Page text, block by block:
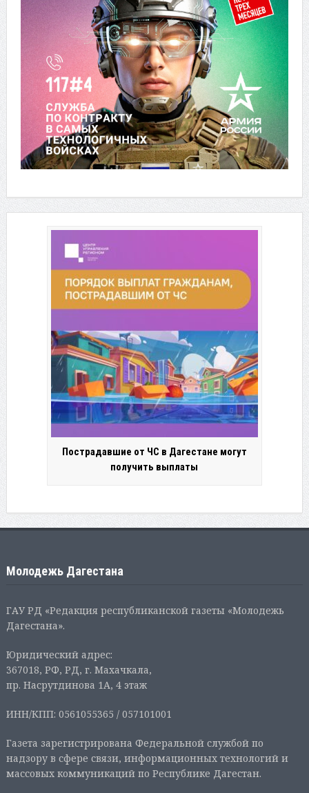
Пострадавшие от ЧС в Дагестане могут
получить выплаты
Молодежь Дагестана
ГАУ РД «Редакция республиканской газеты «Молодежь
Дагестана».
Юридический адрес:
367018, РФ, РД, г. Махачкала,
пр. Насрутдинова 1А, 4 этаж
ИНН/КПП: 0561055365 / 057101001
Газета зарегистрирована Федеральной службой по
надзору в сфере связи, информационных технологий и
массовых коммуникаций по Республике Дагестан.